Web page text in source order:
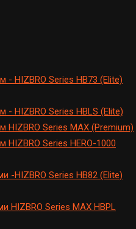
- HIZBRO Series HB73 (Elite)
- HIZBRO Series HBLS (Elite)
HIZBRO Series MAX (Premium)
Series HERO-1000
-HIZBRO Series HB82 (Elite)
HIZBRO Series MAX HBPL